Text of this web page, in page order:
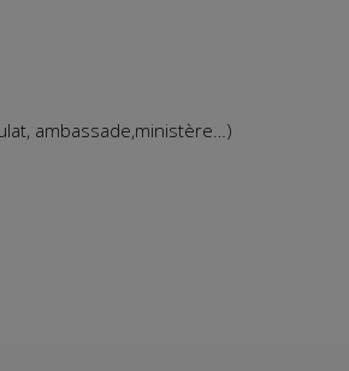
ambassade,ministère…)